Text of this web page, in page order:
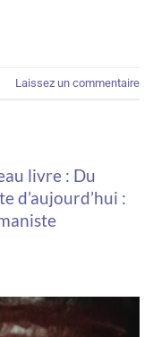
Laissez un commentaire
livre : Du
d’aujourd’hui :